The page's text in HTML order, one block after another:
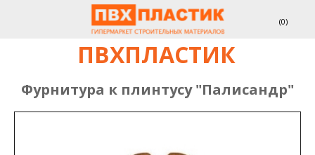
(0)
ПВХПЛАСТИК
Фурнитура к плинтусу "Палисандр"